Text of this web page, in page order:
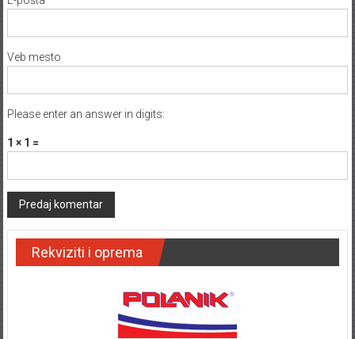
Veb mesto
Please enter an answer in digits:
1 × 1 =
Rekviziti i oprema